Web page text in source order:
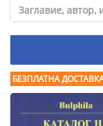
БЕЗПЛАТНА